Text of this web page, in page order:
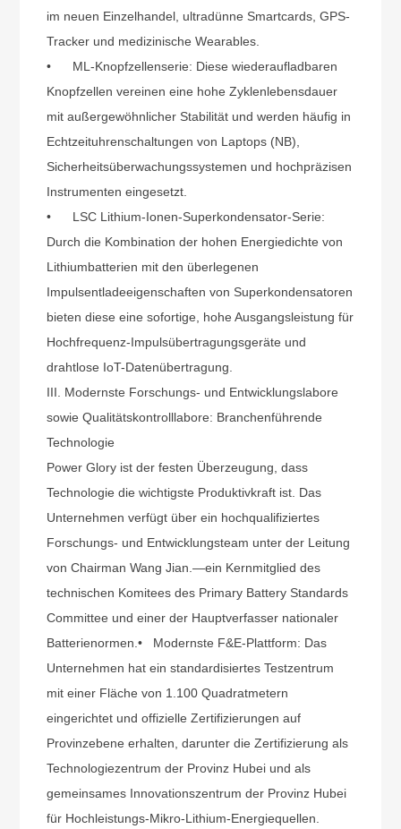
im neuen Einzelhandel, ultradünne Smartcards, GPS-
Tracker und medizinische Wearables.
• ML-Knopfzellenserie: Diese wiederaufladbaren
Knopfzellen vereinen eine hohe Zyklenlebensdauer
mit außergewöhnlicher Stabilität und werden häufig in
Echtzeituhrenschaltungen von Laptops (NB),
Sicherheitsüberwachungssystemen und hochpräzisen
Instrumenten eingesetzt.
• LSC Lithium-Ionen-Superkondensator-Serie:
Durch die Kombination der hohen Energiedichte von
Lithiumbatterien mit den überlegenen
Impulsentladeeigenschaften von Superkondensatoren
bieten diese eine sofortige, hohe Ausgangsleistung für
Hochfrequenz-Impulsübertragungsgeräte und
drahtlose IoT-Datenübertragung.
III. Modernste Forschungs- und Entwicklungslabore
sowie Qualitätskontrolllabore: Branchenführende
Technologie
Power Glory ist der festen Überzeugung, dass
Technologie die wichtigste Produktivkraft ist. Das
Unternehmen verfügt über ein hochqualifiziertes
Forschungs- und Entwicklungsteam unter der Leitung
von Chairman Wang Jian.—ein Kernmitglied des
technischen Komitees des Primary Battery Standards
Committee und einer der Hauptverfasser nationaler
Batterienormen.• Modernste F&E-Plattform: Das
Unternehmen hat ein standardisiertes Testzentrum
mit einer Fläche von 1.100 Quadratmetern
eingerichtet und offizielle Zertifizierungen auf
Provinzebene erhalten, darunter die Zertifizierung als
Technologiezentrum der Provinz Hubei und als
gemeinsames Innovationszentrum der Provinz Hubei
für Hochleistungs-Mikro-Lithium-Energiequellen.